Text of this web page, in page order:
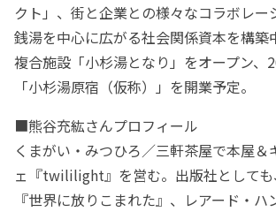
クト」、街と企業との様々なコラボレー
銭湯を中心に広がる社会関係資本を構築
複合施設「小杉湯となり」をオープン、
「小杉湯原宿（仮称）」を開業予定。
■熊谷充紘さんプロフィール
くまがい・みつひろ／三軒茶屋で本屋＆
ェ『twililight』を営む。出版社として
『世界に放りこまれた』、レアード・